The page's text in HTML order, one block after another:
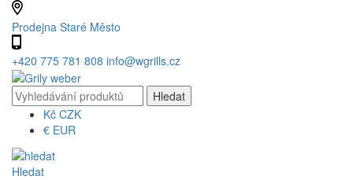
Prodejna Staré Město
+420 775 781 808 info@wgrills.cz
Kč CZK
€ EUR
Hledat